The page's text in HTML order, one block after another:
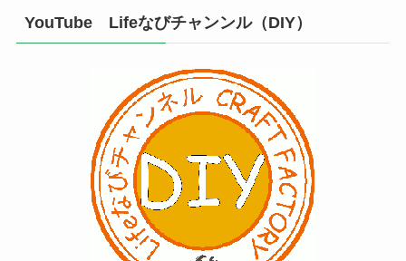
YouTube Lifeなびチャンンル（DIY）